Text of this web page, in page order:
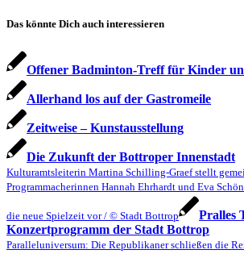
Das könnte Dich auch interessieren
Offener Badminton-Treff für Kinder
Allerhand los auf der Gastromeile
Zeitweise – Kunstausstellung
Die Zukunft der Bottroper Innenstadt
Kulturamtsleiterin Martina Schilling-Graef stellt
Programmacherinnen Hannah Ehrhardt und Eva
die neue Spielzeit vor / © Stadt Bottrop
Pralles
Konzertprogramm der Stadt Bottrop
Paralleluniversum: Die Republikaner schließen die